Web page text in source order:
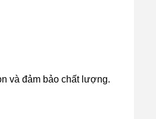
và đảm bảo chất lượng.